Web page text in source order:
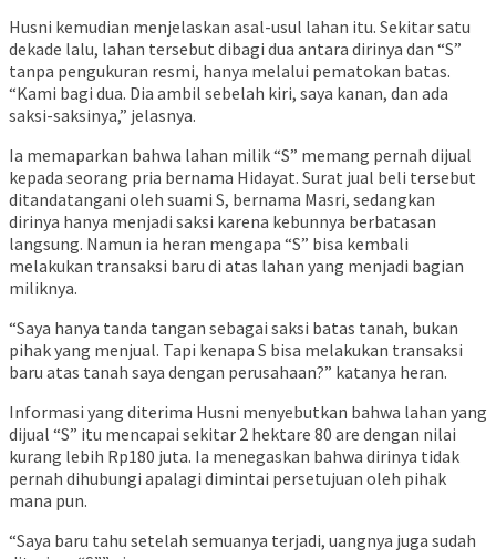
Husni kemudian menjelaskan asal-usul lahan itu. Sekitar satu
dekade lalu, lahan tersebut dibagi dua antara dirinya dan “S”
tanpa pengukuran resmi, hanya melalui pematokan batas.
“Kami bagi dua. Dia ambil sebelah kiri, saya kanan, dan ada
saksi-saksinya,” jelasnya.
Ia memaparkan bahwa lahan milik “S” memang pernah dijual
kepada seorang pria bernama Hidayat. Surat jual beli tersebut
ditandatangani oleh suami S, bernama Masri, sedangkan
dirinya hanya menjadi saksi karena kebunnya berbatasan
langsung. Namun ia heran mengapa “S” bisa kembali
melakukan transaksi baru di atas lahan yang menjadi bagian
miliknya.
“Saya hanya tanda tangan sebagai saksi batas tanah, bukan
pihak yang menjual. Tapi kenapa S bisa melakukan transaksi
baru atas tanah saya dengan perusahaan?” katanya heran.
Informasi yang diterima Husni menyebutkan bahwa lahan yang
dijual “S” itu mencapai sekitar 2 hektare 80 are dengan nilai
kurang lebih Rp180 juta. Ia menegaskan bahwa dirinya tidak
pernah dihubungi apalagi dimintai persetujuan oleh pihak
mana pun.
“Saya baru tahu setelah semuanya terjadi, uangnya juga sudah